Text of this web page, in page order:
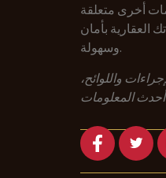
أخرى متعلقة
العقارية بأمان
وسهولة.
واللوائح،